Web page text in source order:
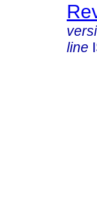
line